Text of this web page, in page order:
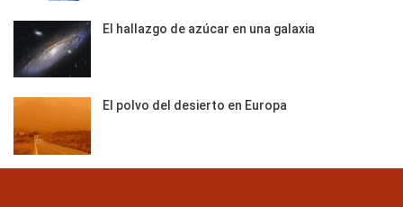
El hallazgo de azúcar en una galaxia
El polvo del desierto en Europa